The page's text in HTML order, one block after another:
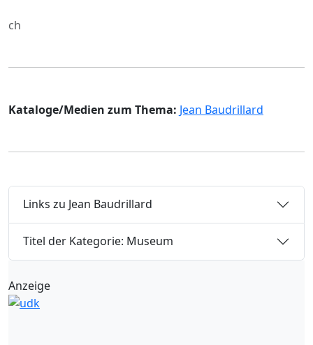
ch
Kataloge/Medien zum Thema: Jean Baudrillard
Links zu Jean Baudrillard
Titel der Kategorie: Museum
Anzeige